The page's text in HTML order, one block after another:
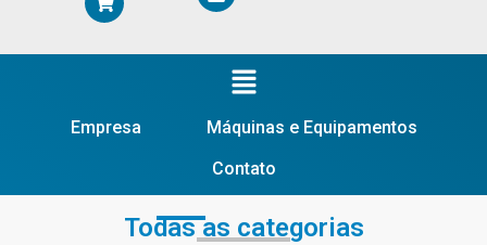
Empresa
Máquinas e Equipamentos
Contato
Todas as categorias